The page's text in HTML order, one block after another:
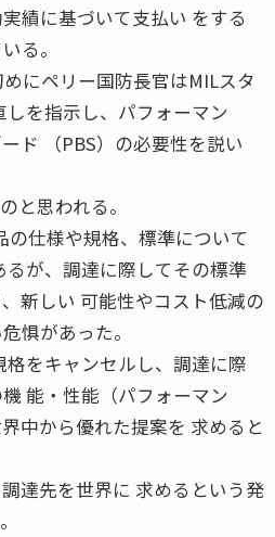
績に基づいて支払い をする
る。
にペリー国防長官はMILスタ
を指示し、パフォーマン
ド （PBS）の必要性を説い
と思われる。
の仕様や規格、標準について
が、調達に際してその標準
新しい 可能性やコスト低減の
惧があった。
をキャンセルし、調達に際
能・性能（パフォーマン
中から優れた提案を 求めると
達先を世界に 求めるという発